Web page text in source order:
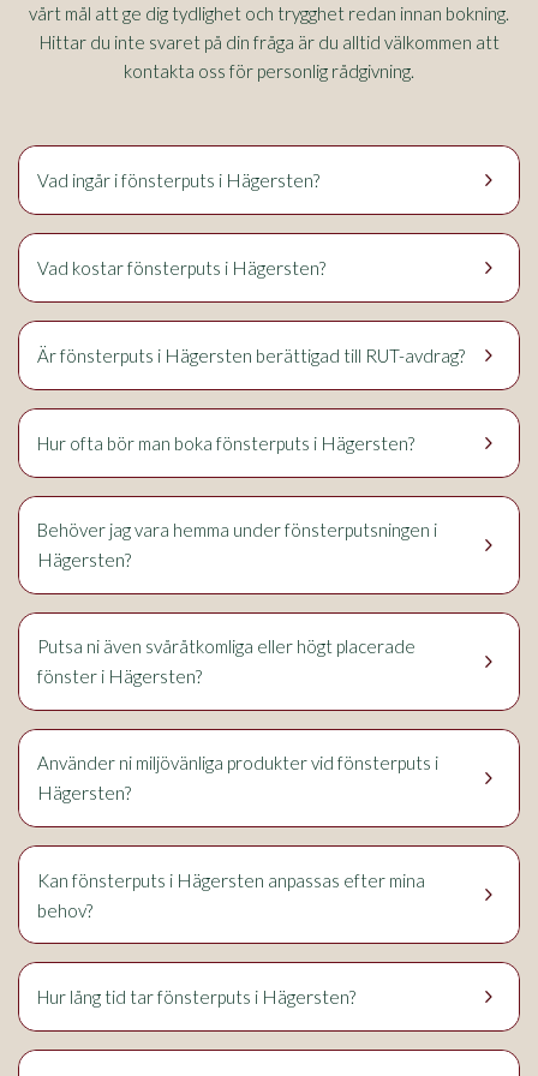
vårt mål att ge dig tydlighet och trygghet redan innan bokning.
Hittar du inte svaret på din fråga är du alltid välkommen att
kontakta oss för personlig rådgivning.
keyboard_arrow_right
Vad ingår i fönsterputs i Hägersten?
keyboard_arrow_right
Vad kostar fönsterputs i Hägersten?
keyboard_arrow_right
Är fönsterputs i Hägersten berättigad till RUT-avdrag?
keyboard_arrow_right
Hur ofta bör man boka fönsterputs i Hägersten?
keyboard_arrow_right
Behöver jag vara hemma under fönsterputsningen i
Hägersten?
keyboard_arrow_right
Putsa ni även svåråtkomliga eller högt placerade
fönster i Hägersten?
keyboard_arrow_right
Använder ni miljövänliga produkter vid fönsterputs i
Hägersten?
keyboard_arrow_right
Kan fönsterputs i Hägersten anpassas efter mina
behov?
keyboard_arrow_right
Hur lång tid tar fönsterputs i Hägersten?